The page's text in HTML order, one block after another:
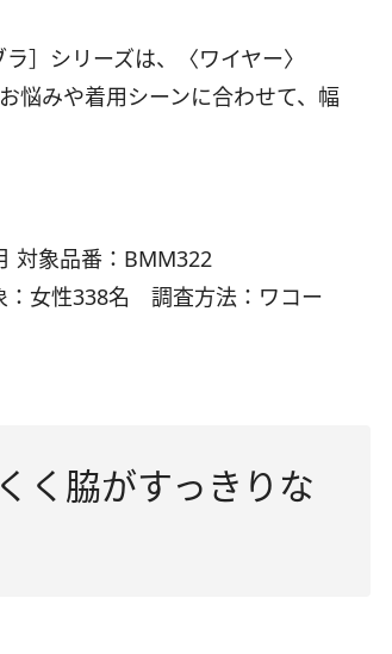
］シリーズは、〈ワイヤー〉
悩みや着用シーンに合わせて、幅
対象品番：BMM322
：女性338名 調査方法：ワコー
く脇がすっきりな